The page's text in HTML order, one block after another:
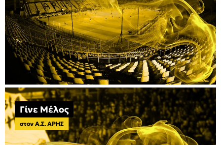
Γίνε Μέλος
στον Α.Σ. ΑΡΗΣ